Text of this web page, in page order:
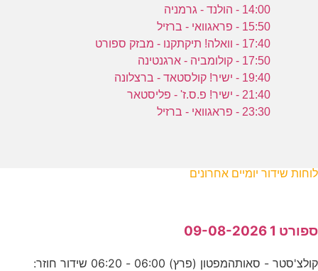
14:00 - הולנד - גרמניה
15:50 - פראגוואי - ברזיל
17:40 - וואלה! תיקתקנו - מבזק ספורט
17:50 - קולומביה - ארגנטינה
19:40 - ישיר! קולסטאד - ברצלונה
21:40 - ישיר! פ.ס.ז' - פליסטאר
23:30 - פראגוואי - ברזיל
לוחות שידור יומיים אחרונים
ספורט 1 09-08-2026
קולצ'סטר - סאותהמפטון (פרץ) 06:00 - 06:20 שידור חוזר: